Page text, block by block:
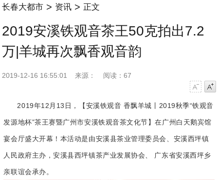
长春大都市 > 资讯 > 正文
2019安溪铁观音茶王50克拍出7.2
万|羊城再次飘香观音韵
2019-12-16 16:55:01 来源：
阅读：67
2019年12月13日，【安溪铁观音 香飘羊城丨2019秋季“铁观音
发源地杯”茶王赛暨广州市安溪铁观音茶文化节】在广州白天鹅宾馆
宴会厅盛大开幕！本活动是由安溪县茶业管理委员会、安溪西坪镇
人民政府主办，安溪县西坪镇茶产业发展协会、 广东省安溪西坪乡
亲联谊会承办。